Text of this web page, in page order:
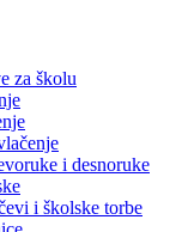
za školu
i desnoruke
i školske torbe